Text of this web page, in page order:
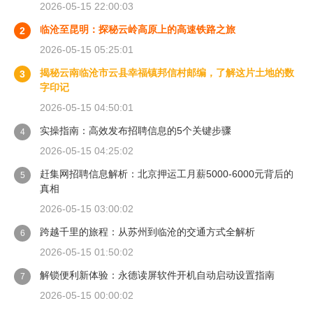
2026-05-15 22:00:03
2
临沧至昆明：探秘云岭高原上的高速铁路之旅
2026-05-15 05:25:01
3
揭秘云南临沧市云县幸福镇邦信村邮编，了解这片土地的数
字印记
2026-05-15 04:50:01
4
实操指南：高效发布招聘信息的5个关键步骤
2026-05-15 04:25:02
5
赶集网招聘信息解析：北京押运工月薪5000-6000元背后的
真相
2026-05-15 03:00:02
6
跨越千里的旅程：从苏州到临沧的交通方式全解析
2026-05-15 01:50:02
7
解锁便利新体验：永德读屏软件开机自动启动设置指南
2026-05-15 00:00:02